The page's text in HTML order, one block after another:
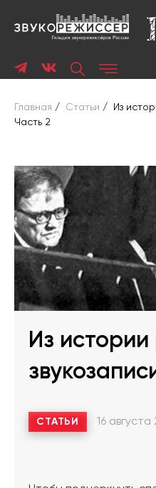
Главная / Статьи /
Из
Часть 2
Из
СТАТЬИ 16 августа